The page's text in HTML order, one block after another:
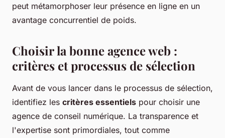
peut métamorphoser leur présence en ligne en un
avantage concurrentiel de poids.
Choisir la bonne agence web :
critères et processus de sélection
Avant de vous lancer dans le processus de sélection,
identifiez les critères essentiels pour choisir une
agence de conseil numérique. La transparence et
l'expertise sont primordiales, tout comme